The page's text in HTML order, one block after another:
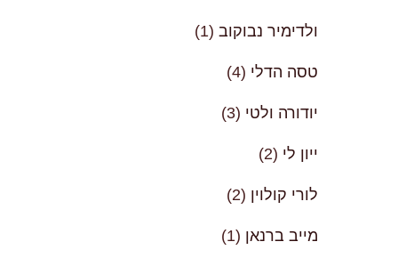
ולדימיר נבוקוב (1)
טסה הדלי (4)
יודורה ולטי (3)
ייון לי (2)
לורי קולוין (2)
מייב ברנאן (1)